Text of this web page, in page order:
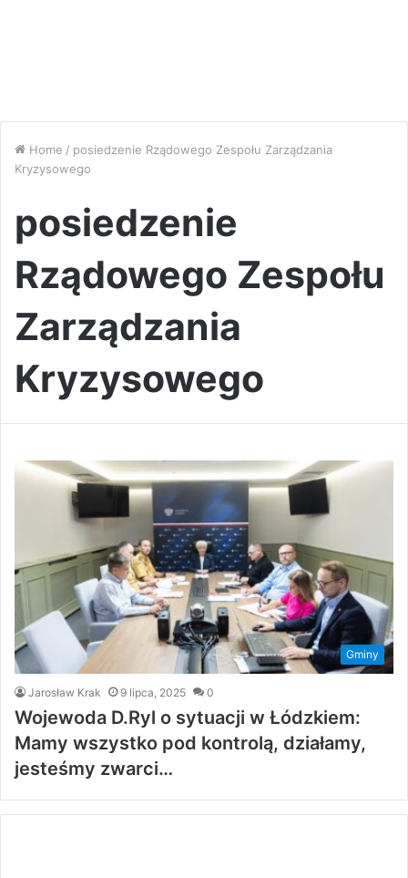
Home / posiedzenie Rządowego Zespołu Zarządzania
Kryzysowego
posiedzenie
Rządowego Zespołu
Zarządzania
Kryzysowego
Gminy
Jarosław Krak 9 lipca, 2025 0
Wojewoda D.Ryl o sytuacji w Łódzkiem:
Mamy wszystko pod kontrolą, działamy,
jesteśmy zwarci…